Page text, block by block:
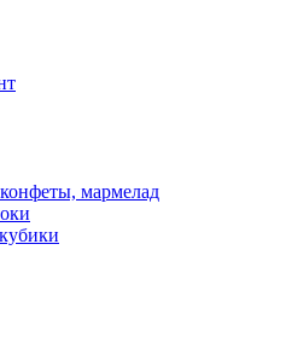
мармелад